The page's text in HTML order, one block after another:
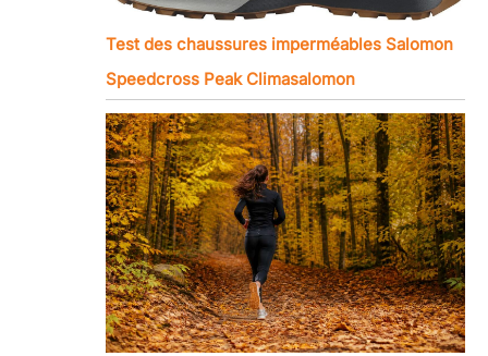
Test des chaussures imperméables Salomon
Speedcross Peak Climasalomon